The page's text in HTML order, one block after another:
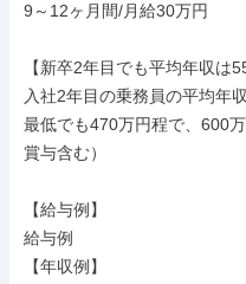
9～12ヶ月間/月給30万円
【新卒2年目でも平均年収は
入社2年目の乗務員の平均年収
最低でも470万円程で、600
賞与含む）
【給与例】
給与例
【年収例】